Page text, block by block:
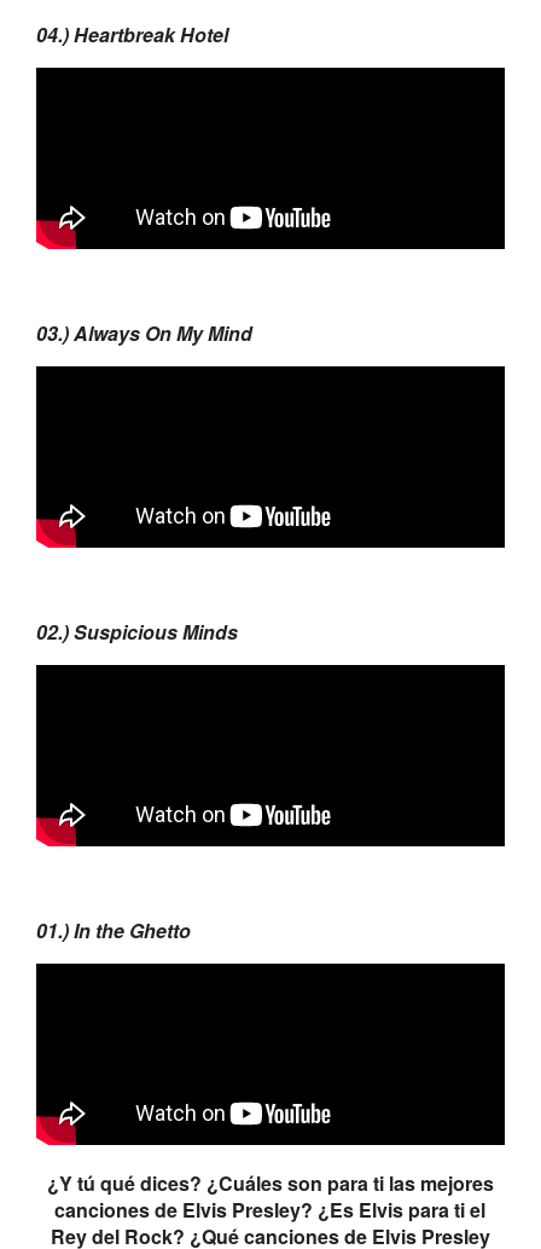
04.) Heartbreak Hotel
03.) Always On My Mind
02.) Suspicious Minds
01.) In the Ghetto
¿Y tú qué dices? ¿Cuáles son para ti las mejores
canciones de Elvis Presley? ¿Es Elvis para ti el
Rey del Rock? ¿Qué canciones de Elvis Presley